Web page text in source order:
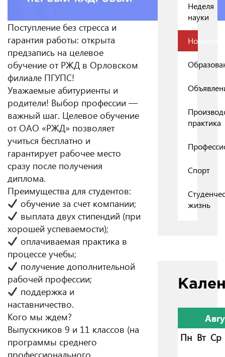
Поступление без стресса и
гарантия работы: открыта
предзапись на целевое
обучение от РЖД в Орловском
филиале ПГУПС!
Уважаемые абитуриенты и
родители! Выбор профессии —
важный шаг. Целевое обучение
от ОАО «РЖД» позволяет
учиться бесплатно и
гарантирует рабочее место
сразу после получения
диплома.
Преимущества для студентов:
обучение за счет компании;
выплата двух стипендий (при
хорошей успеваемости);
оплачиваемая практика в
процессе учебы;
получение дополнительной
рабочей профессии;
поддержка и
наставничество.
Кого мы ждем?
Выпускников 9 и 11 классов (на
программы среднего
профессионального
Неделя
науки
Новости
практика
Спорт
жизнь
Пн Вт Ср